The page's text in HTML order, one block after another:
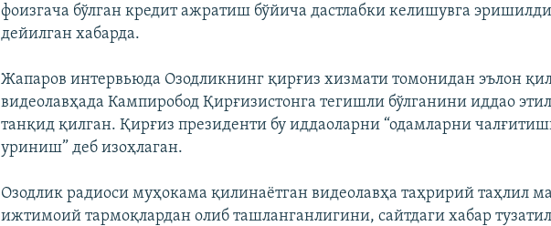
фоизгача бўлган кредит ажратиш бўйича дастлабки келишувга
дейилган хабарда.
Жапаров интервьюда Озодликнинг қирғиз хизмати томонидан эълон
видеолавҳада Кампиробод Қирғизистонга тегишли бўлганини иддао
танқид қилган. Қирғиз президенти бу иддаоларни “одамларни
уриниш” деб изоҳлаган.
Озодлик радиоси муҳокама қилинаётган видеолавҳа таҳририй таҳлил
ижтимоий тармоқлардан олиб ташланганлигини, сайтдаги хабар